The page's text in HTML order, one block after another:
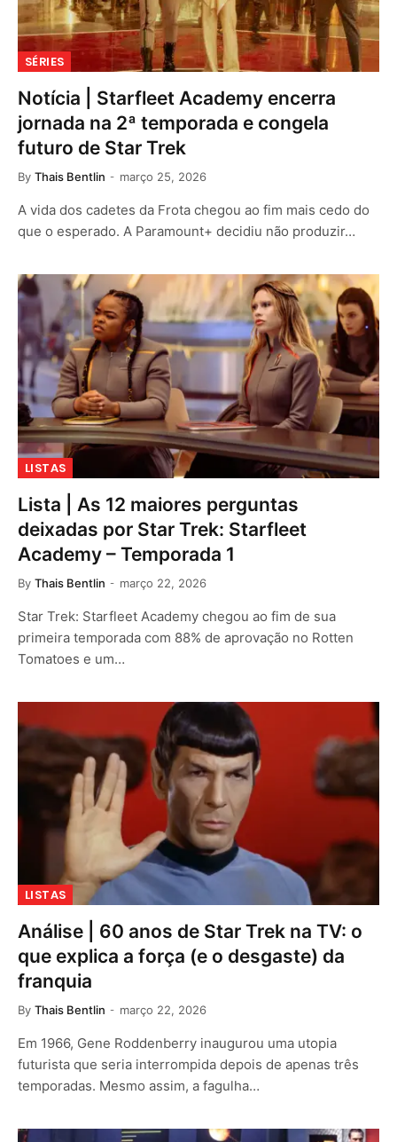
SÉRIES
Notícia | Starfleet Academy encerra
jornada na 2ª temporada e congela
futuro de Star Trek
By Thais Bentlin março 25, 2026
A vida dos cadetes da Frota chegou ao fim mais cedo do
que o esperado. A Paramount+ decidiu não produzir…
LISTAS
Lista | As 12 maiores perguntas
deixadas por Star Trek: Starfleet
Academy – Temporada 1
By Thais Bentlin março 22, 2026
Star Trek: Starfleet Academy chegou ao fim de sua
primeira temporada com 88% de aprovação no Rotten
Tomatoes e um…
LISTAS
Análise | 60 anos de Star Trek na TV: o
que explica a força (e o desgaste) da
franquia
By Thais Bentlin março 22, 2026
Em 1966, Gene Roddenberry inaugurou uma utopia
futurista que seria interrompida depois de apenas três
temporadas. Mesmo assim, a fagulha…